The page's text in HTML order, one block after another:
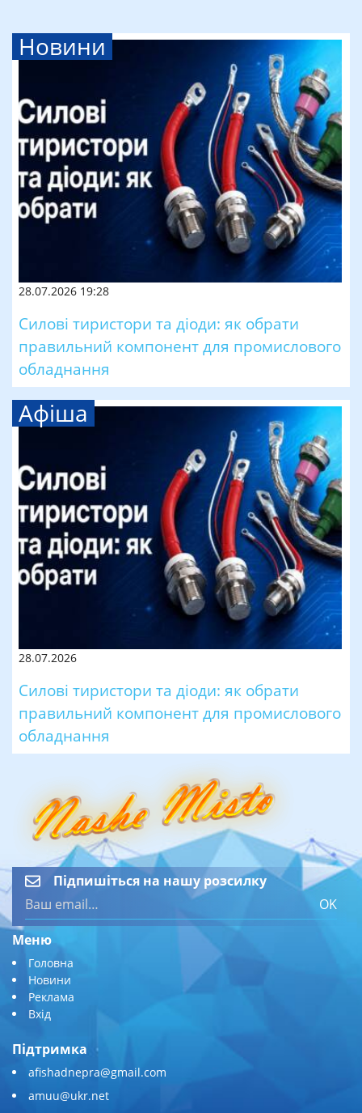
Новини
28.07.2026 19:28
Силові тиристори та діоди: як обрати
правильний компонент для промислового
обладнання
Афіша
28.07.2026
Силові тиристори та діоди: як обрати
правильний компонент для промислового
обладнання
Підпишіться на нашу розсилку
OK
Меню
Головна
Новини
Реклама
Вхід
Підтримка
afishadnepra@gmail.com
amuu@ukr.net